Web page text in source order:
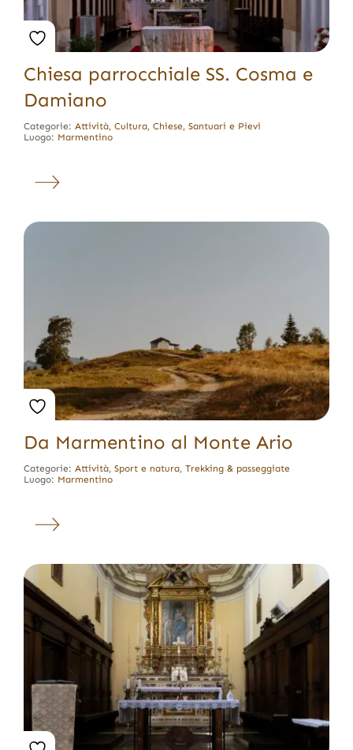
Chiesa parrocchiale SS. Cosma e
Damiano
Categorie: Attività, Cultura, Chiese, Santuari e Pievi
Luogo: Marmentino
Da Marmentino al Monte Ario
Categorie: Attività, Sport e natura, Trekking & passeggiate
Luogo: Marmentino